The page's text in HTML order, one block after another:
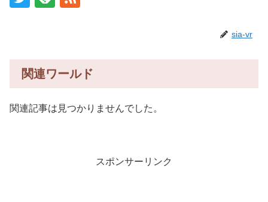
sia-vr
関連ワールド
関連記事は見つかりませんでした。
スポンサーリンク